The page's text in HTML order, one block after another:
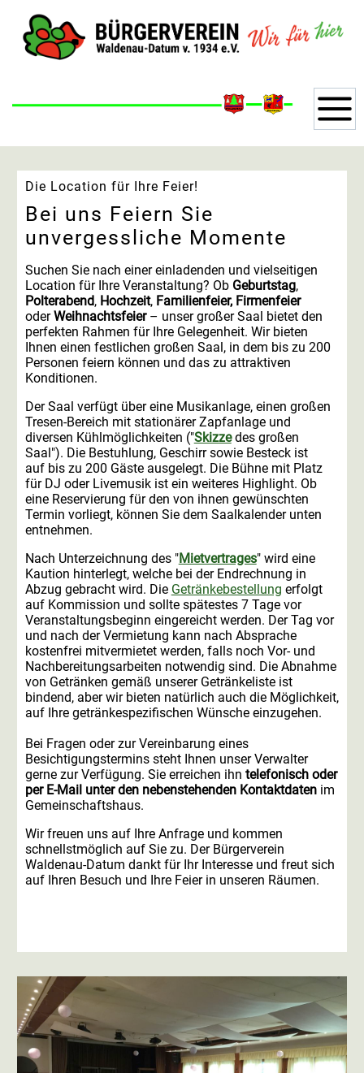
Die Location für Ihre Feier!
Bei uns Feiern Sie
unvergessliche Momente
Suchen Sie nach einer einladenden und vielseitigen
Location für Ihre Veranstaltung? Ob Geburtstag,
Polterabend, Hochzeit, Familienfeier, Firmenfeier
oderWeihnachtsfeier– unser großer Saal bietet den
perfekten Rahmen für Ihre Gelegenheit. Wir bieten
Ihnen einen festlichen großen Saal, in dem bis zu 200
Personen feiern können und das zu attraktiven
Konditionen.
Der Saal verfügt über eine Musikanlage, einen großen
Tresen-Bereich mit stationärer Zapfanlage und
diversen Kühlmöglichkeiten ("Skizzedes großen
Saal"). Die Bestuhlung, Geschirr sowie Besteck ist
auf bis zu 200 Gäste ausgelegt. Die Bühne mit Platz
für DJ oder Livemusik ist ein weiteres Highlight. Ob
eine Reservierung für den von ihnen gewünschten
Termin vorliegt, können Sie dem Saalkalender unten
entnehmen.
Nach Unterzeichnung des "Mietvertrages" wird eine
Kaution hinterlegt, welche bei der Endrechnung in
Abzug gebracht wird. Die Getränkebestellung erfolgt
auf Kommission und sollte spätestes 7 Tage vor
Veranstaltungsbeginn eingereicht werden. Der Tag vor
und nach der Vermietung kann nach Absprache
kostenfrei mitvermietet werden, falls noch Vor- und
Nachbereitungsarbeiten notwendig sind. Die Abnahme
von Getränken gemäß unserer Getränkeliste ist
bindend, aber wir bieten natürlich auch die Möglichkeit,
auf Ihre getränkespezifischen Wünsche einzugehen.
Bei Fragen oder zur Vereinbarung eines
Besichtigungstermins steht Ihnen unser Verwalter
gerne zur Verfügung. Sie erreichen ihn telefonisch oder
per E-Mail unter den nebenstehenden Kontaktdaten im
Gemeinschaftshaus.
Wir freuen uns auf Ihre Anfrage und kommen
schnellstmöglich auf Sie zu. Der Bürgerverein
Waldenau-Datum dankt für Ihr Interesse und freut sich
auf Ihren Besuch und Ihre Feier in unseren Räumen.